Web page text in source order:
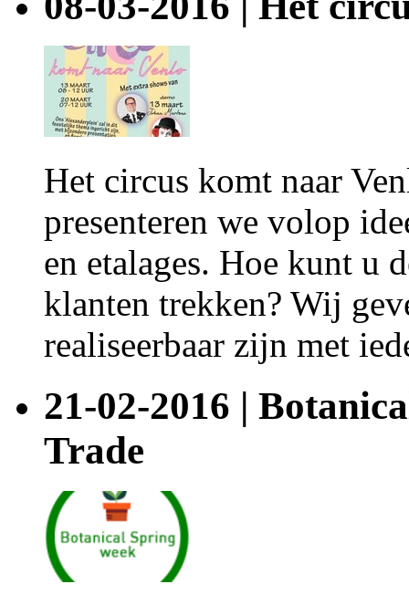
Het circus komt naar
presenteren we volop
en etalages. Hoe kunt u
klanten trekken? Wij
realiseerbaar zijn met
21-02-2016 |
Trade